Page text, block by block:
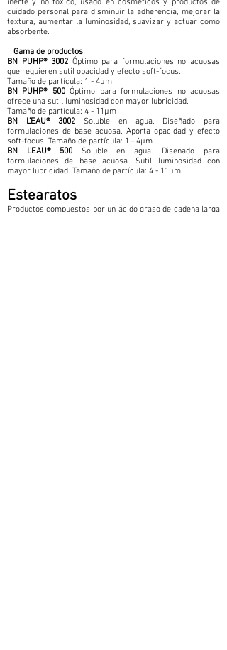
inerte y no tóxico, usado en cosméticos y productos de
cuidado personal para disminuir la adherencia, mejorar la
textura, aumentar la luminosidad, suavizar y actuar como
absorbente.
Gama de productos
BN PUHP® 3002 Óptimo para formulaciones no acuosas
que requieren sutil opacidad y efecto soft-focus.
Tamaño de partícula: 1 - 4µm
BN PUHP® 500Óptimo para formulaciones no acuosas
ofrece una sutil luminosidad con mayor lubricidad.
Tamaño de partícula: 4 - 11µm
BN L’EAU® 3002 Soluble en agua. Diseñado para
formulaciones de base acuosa. Aporta opacidad y efecto
soft-focus. Tamaño de partícula: 1 - 4µm
BN L’EAU® 500 Soluble en agua. Diseñado para
formulaciones de base acuosa. Sutil luminosidad con
mayor lubricidad. Tamaño de partícula: 4 - 11µm
Estearatos
Productos compuestos por un ácido graso de cadena larga